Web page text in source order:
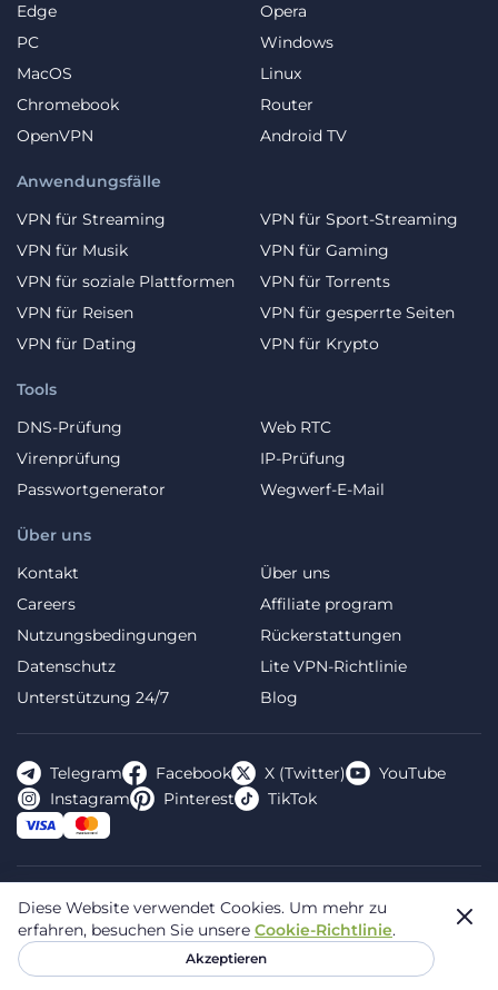
Edge
Opera
PC
Windows
MacOS
Linux
Chromebook
Router
OpenVPN
Android TV
Anwendungsfälle
VPN für Streaming
VPN für Sport-Streaming
VPN für Musik
VPN für Gaming
VPN für soziale Plattformen
VPN für Torrents
VPN für Reisen
VPN für gesperrte Seiten
VPN für Dating
VPN für Krypto
Über uns
Kontakt
Über uns
Careers
Affiliate program
Nutzungsbedingungen
Rückerstattungen
Datenschutz
Lite VPN-Richtlinie
Unterstützung 24/7
Blog
Tools
DNS-Prüfung
Web RTC
Virenprüfung
IP-Prüfung
Passwortgenerator
Wegwerf-E-Mail
Telegram Facebook X (Twitter)
YouTube
Instagram
Pinterest TikTok
FREE VPN PLANET S.R.L Address Legal: Hermes Business
Campus, Sectorul 2, Bulevardul Dimitrie Pompeiu 5-7,
Bucharest, Romania, 020335. Reg.N, 44667783
© 2026 Planet VPN. Alle Rechte vorbehalten.
Diese Website verwendet Cookies. Um mehr zu
erfahren, besuchen Sie unsere Cookie-Richtlinie.
Akzeptieren